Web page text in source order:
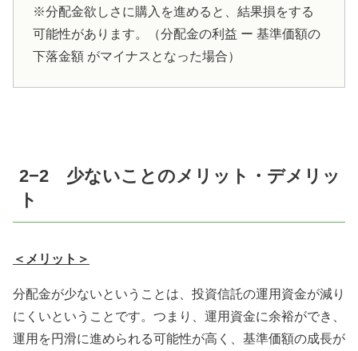
※分配金欲しさに購入を進めると、結果損をする
可能性があります。（分配金の利益 ー 基準価額の
下落金額 がマイナスとなった場合）
2−2 少ないことのメリット・デメリッ
ト
＜メリット＞
分配金が少ないということは、投資信託の運用資金が減り
にくいということです。つまり、運用資金に余裕ができ、
運用を円滑に進められる可能性が高く、基準価額の成長が